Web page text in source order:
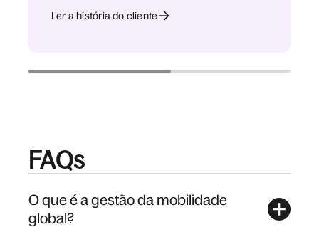
Ler a história do cliente
FAQs
O que é a gestão da mobilidade
global?